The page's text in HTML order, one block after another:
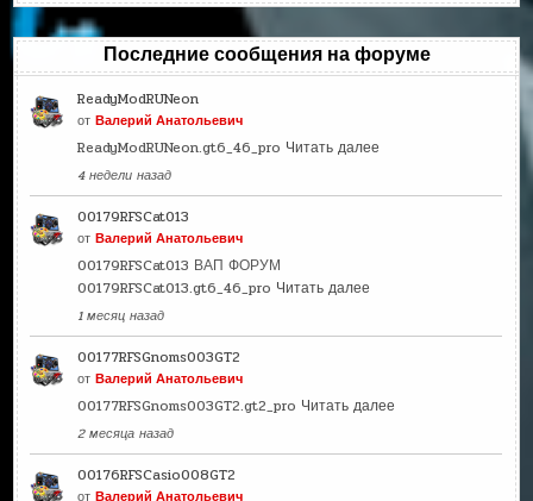
Последние сообщения на форуме
ReadyModRUNeon
отВалерий Анатольевич
ReadyModRUNeon.gt6_46_pro Читать далее
4 недели назад
00179RFSCat013
отВалерий Анатольевич
00179RFSCat013 ВАП ФОРУМ
00179RFSCat013.gt6_46_pro Читать далее
1 месяц назад
00177RFSGnoms003GT2
отВалерий Анатольевич
00177RFSGnoms003GT2.gt2_pro Читать далее
2 месяца назад
00176RFSCasio008GT2
отВалерий Анатольевич